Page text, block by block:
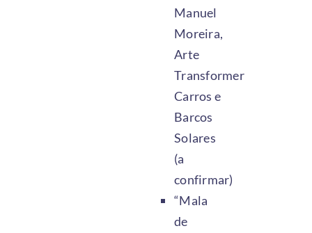
Manuel
Moreira,
Arte
Transformer
Carros e
Barcos
Solares
(a
confirmar)
“Mala
de